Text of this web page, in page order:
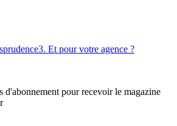
3. Et pour votre agence ?
d'abonnement pour recevoir le magazine